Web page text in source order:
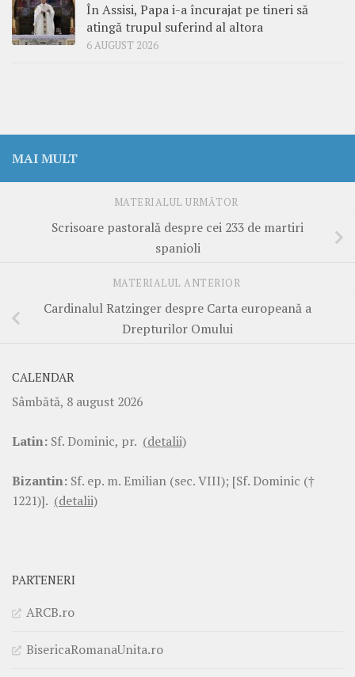
În Assisi, Papa i-a încurajat pe tineri să
atingă trupul suferind al altora
6 AUGUST 2026
MAI MULT
MATERIALUL URMĂTOR
Scrisoare pastorală despre cei 233 de martiri
spanioli
MATERIALUL ANTERIOR
Cardinalul Ratzinger despre Carta europeană a
Drepturilor Omului
CALENDAR
Sâmbătă, 8 august 2026
Latin: Sf. Dominic, pr. (detalii)
Bizantin: Sf. ep. m. Emilian (sec. VIII); [Sf. Dominic (†
1221)]. (detalii)
PARTENERI
ARCB.ro
BisericaRomanaUnita.ro